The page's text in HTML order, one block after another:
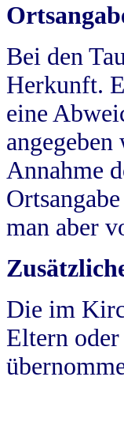
Bei den
Herkunft.
eine
Annahme
man aber
Die im
Eltern